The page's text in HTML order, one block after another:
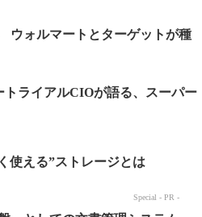
ウォルマートとターゲットが種
ライアルCIOが語る、スーパー